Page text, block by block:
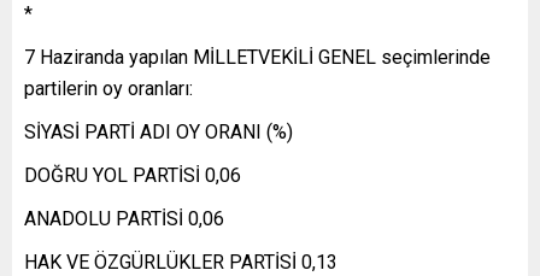
*
7 Haziranda yapılan MİLLETVEKİLİ GENEL seçimlerinde
partilerin oy oranları:
SİYASİ PARTİ ADI OY ORANI (%)
DOĞRU YOL PARTİSİ 0,06
ANADOLU PARTİSİ 0,06
HAK VE ÖZGÜRLÜKLER PARTİSİ 0,13